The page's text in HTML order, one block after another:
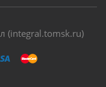
(integral.tomsk.ru)